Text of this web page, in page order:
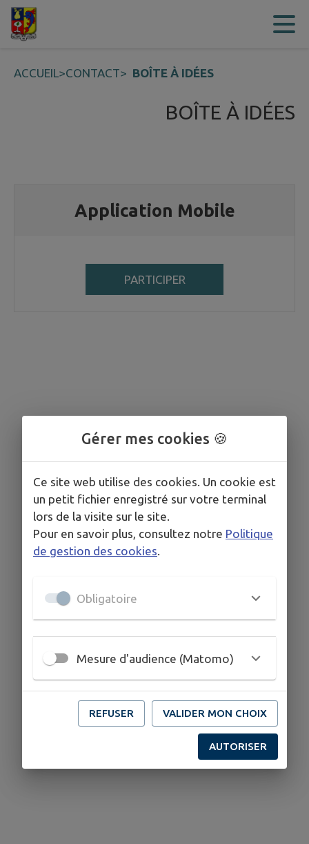
Contenu
ACCUEIL>CONTACT> BOÎTE À IDÉES
BOÎTE À IDÉES
Application Mobile
PARTICIPER
Gérer mes cookies 🍪
Ce site web utilise des cookies. Un cookie est
un petit fichier enregistré sur votre terminal
lors de la visite sur le site.
Pour en savoir plus, consultez notre Politique
de gestion des cookies.
Obligatoire
Mesure d'audience (Matomo)
REFUSER VALIDER MON CHOIX
AUTORISER